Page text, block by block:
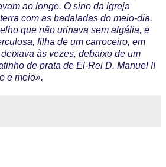
ao longe. O sino da igreja
com as badaladas do meio-dia.
que não urinava sem algália, e
filha de um carroceiro, em
às vezes, debaixo de um
de prata de El-Rei D. Manuel II
e meio».